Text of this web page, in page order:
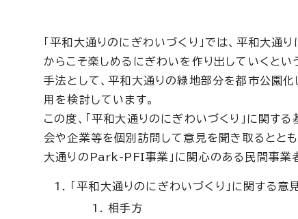
「平和大通りのにぎわいづくり」では、平和大
からこそ楽しめるにぎわいを作り出していくと
手法として、平和大通りの緑地部分を都市公園
用を検討しています。
この度、「平和大通りのにぎわいづくり」に関
会や企業等を個別訪問して意見を聞き取るととも
大通りの Park-PFI事業」に関心のある民間事業
「平和大通りのにぎわいづくり」に関する意
相手方